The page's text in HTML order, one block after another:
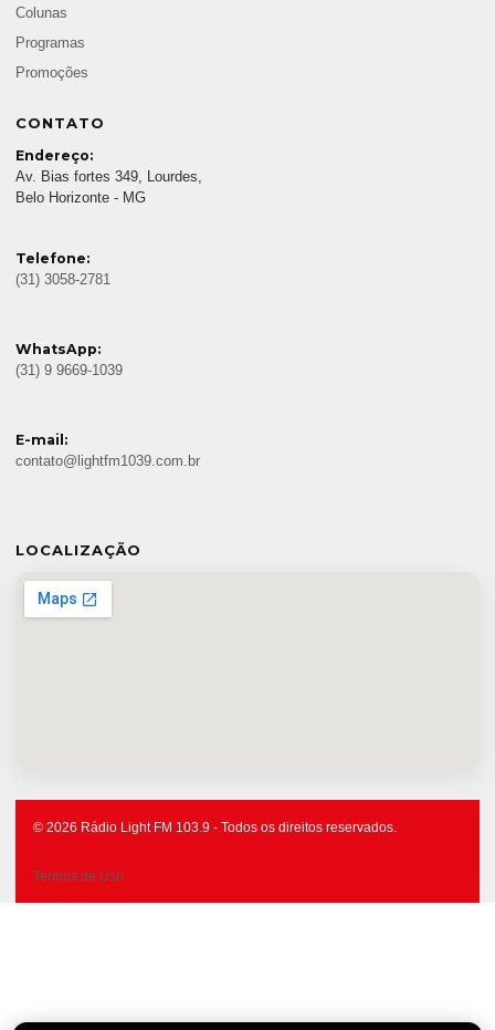
Colunas
Programas
Promoções
CONTATO
Endereço:
Av. Bias fortes 349, Lourdes,
Belo Horizonte - MG
Telefone:
(31) 3058-2781
WhatsApp:
(31) 9 9669-1039
E-mail:
contato@lightfm1039.com.br
LOCALIZAÇÃO
© 2026 Rádio Light FM 103.9 - Todos os direitos reservados.
Termos de Uso